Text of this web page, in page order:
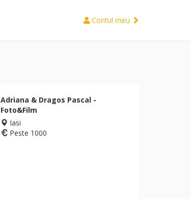
Contul meu
Adriana & Dragos Pascal -
Foto&Film
Iasi
Peste 1000